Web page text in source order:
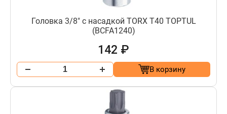
Головка 3/8" с насадкой TORX T40 TOPTUL
(BCFA1240)
142 ₽
В корзину